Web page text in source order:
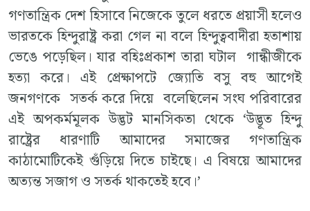
গণতান্ত্রিক দেশ হিসাবে নিজেকে তুলে ধরতে প্রয়াসী হলেও
ভারতকে হিন্দুরাষ্ট্র করা গেল না বলে হিন্দুত্ববাদীরা হতাশায়
ভেঙে পড়েছিল। যার বহিঃপ্রকাশ তারা ঘটাল গান্ধীজীকে
হত্যা করে। এই প্রেক্ষাপটে জ্যোতি বসু বহু আগেই
জনগণকে সতর্ক করে দিয়ে বলেছিলেন সংঘ পরিবারের
এই অপকর্মমূলক উদ্ভট মানসিকতা থেকে ‘উদ্ভূত হিন্দু
রাষ্ট্রের ধারণাটি আমাদের সমাজের গণতান্ত্রিক
কাঠামোটিকেই গুঁড়িয়ে দিতে চাইছে। এ বিষয়ে আমাদের
অত্যন্ত সজাগ ও সতর্ক থাকতেই হবে।’